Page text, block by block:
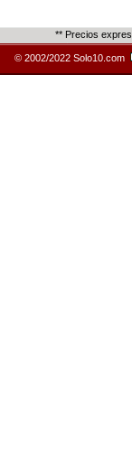
** Precios
© 2002/2022 Solo10.com